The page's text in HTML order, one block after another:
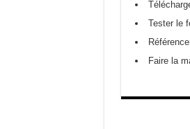
Tester le
Faire la